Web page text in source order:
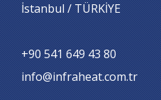
İstanbul / TÜRKİYE
+90 541 649 43 80
info@infraheat.com.tr